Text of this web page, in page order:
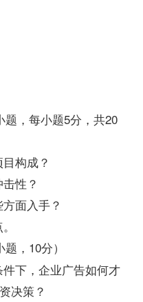
，每小题5分，共20
构成？
性？
面入手？
，10分）
下，企业广告如何才
决策？